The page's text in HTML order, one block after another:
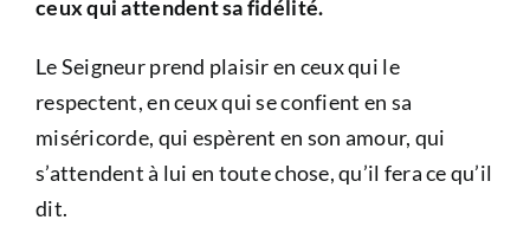
ceux qui attendent sa fidélité.
Le Seigneur prend plaisir en ceux qui le
respectent, en ceux qui se confient en sa
miséricorde, qui espèrent en son amour, qui
s’attendent à lui en toute chose, qu’il fera ce qu’il
dit.